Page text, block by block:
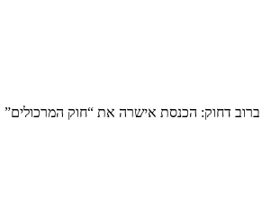
ברוב דחוק: הכנסת אישרה את “חוק המרכולים”